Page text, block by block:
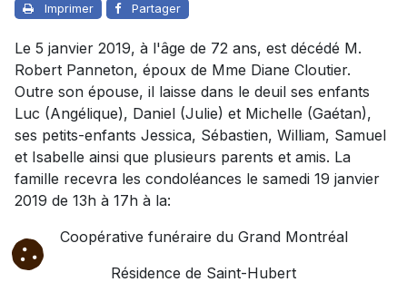
Imprimer Partager
Le 5 janvier 2019, à l'âge de 72 ans, est décédé M.
Robert Panneton, époux de Mme Diane Cloutier.
Outre son épouse, il laisse dans le deuil ses enfants
Luc (Angélique), Daniel (Julie) et Michelle (Gaétan),
ses petits-enfants Jessica, Sébastien, William, Samuel
et Isabelle ainsi que plusieurs parents et amis. La
famille recevra les condoléances le samedi 19 janvier
2019 de 13h à 17h à la:
Coopérative funéraire du Grand Montréal
Résidence de Saint-Hubert